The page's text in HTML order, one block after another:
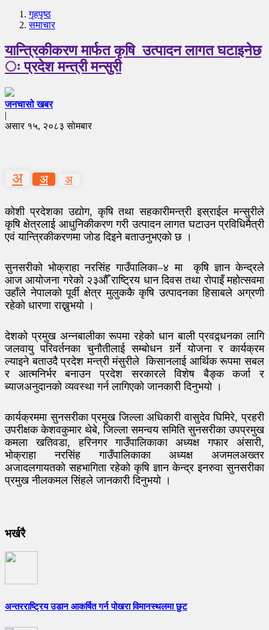
गृहपृष्‍ठ
समाचार
यान्त्रिकीकरण मार्फत कृषि उत्पादन लागत घटाइनेछ
ः प्रदेश मन्त्री मन्सुरी
जनचासो खबर
|
असार १५, २०८३ सोमबार
अ अ अ
कोशी प्रदेशका उद्योग, कृषि तथा सहकारीमन्त्री इस्राईल मन्सुरीले
कृषि क्षेत्रलाई आधुनिकीकरण गरी उत्पादन लागत घटाउन प्रविधिमैत्री
एवं यान्त्रिकीकरणमा जोड दिइने बताउनुभएको छ ।
सुनसरीको भोक्राहा नरसिंह गाउँपालिका–४ मा कृषि ज्ञान केन्द्रले
आज आयोजना गरेको २३औँ राष्ट्रिय धान दिवस तथा रोपाइँ महोत्सवमा
उहाँले नेपालको पूर्वी क्षेत्र मुलुककै कृषि उत्पादनका हिसाबले अग्रणी
रहेको धारणा राख्नुभयो ।
देशको प्रमुख अन्नबालीका रूपमा रहेको धान बाली प्रवद्र्धनका लागि
जलवायु परिवर्तनका चुनौतीलाई सम्बोधन गर्र्ने योजना र कार्यक्रम
ल्याइने बताउदै प्रदेश मन्त्री मंसुरीले किसानलाई आर्थिक रूपमा सबल
र आत्मनिर्भर बनाउन प्रदेश सरकारले विशेष बैङ्क कर्जा र
ब्याजअनुदानको व्यवस्था गर्न लागिएको जानकारी दिनुभयो ।
कार्यक्रममा सुनसरीका प्रमुख जिल्ला अधिकारी वासुदेव घिमिरे, प्रहरी
उपरीक्षक केशवकुमार थेबे, जिल्ला समन्वय समिति सुनसरीका उपप्रमुख
कमला खतिवडा, हरिनगर गाउँपालिकाका अध्यक्ष गफार अंसारी,
भोक्राहा नरसिंह गाउँपालिकाका अध्यक्ष अजमलअख्तर
अजादलगायतको सहभागिता रहेको कृषि ज्ञान केन्द्र इनरुवा सुनसरीका
प्रमुख नीलकमल सिंहले जानकारी दिनुभयो ।
भर्खरै
अन्तरराष्ट्रिय उडान आकर्षित गर्न पोखरा विमानस्थलमा छुट